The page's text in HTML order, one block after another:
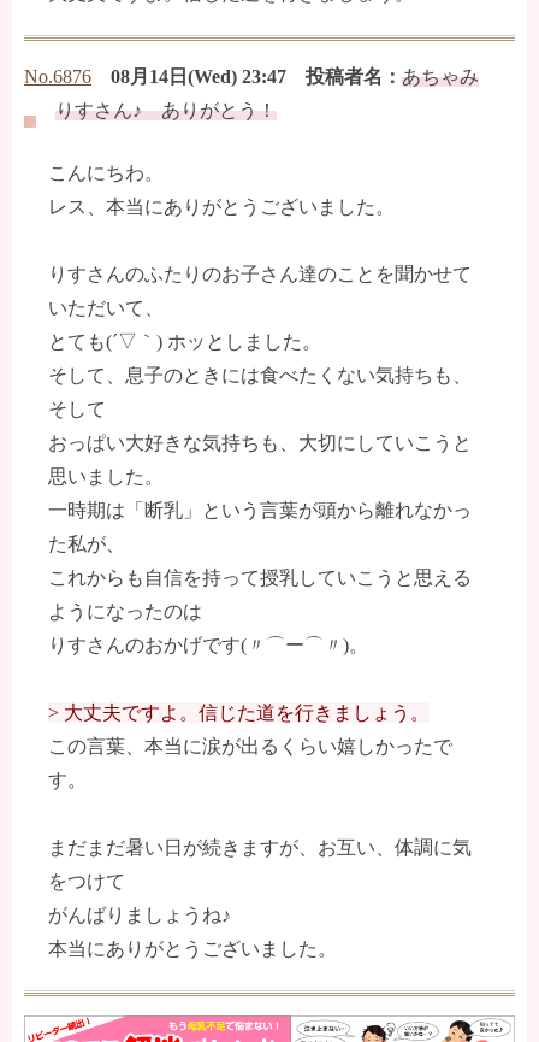
No.6876 08月14日(Wed) 23:47 投稿者名： あちゃみ
りすさん♪ ありがとう！
こんにちわ。
レス、本当にありがとうございました。
りすさんのふたりのお子さん達のことを聞かせて
いただいて、
とても(´▽｀) ホッとしました。
そして、息子のときには食べたくない気持ちも、
そして
おっぱい大好きな気持ちも、大切にしていこうと
思いました。
一時期は「断乳」という言葉が頭から離れなかっ
た私が、
これからも自信を持って授乳していこうと思える
ようになったのは
りすさんのおかげです(〃⌒ー⌒〃)。
> 大丈夫ですよ。信じた道を行きましょう。
この言葉、本当に涙が出るくらい嬉しかったで
す。
まだまだ暑い日が続きますが、お互い、体調に気
をつけて
がんばりましょうね♪
本当にありがとうございました。